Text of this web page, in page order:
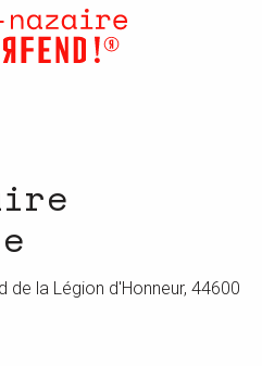
de la Légion d'Honneur, 44600